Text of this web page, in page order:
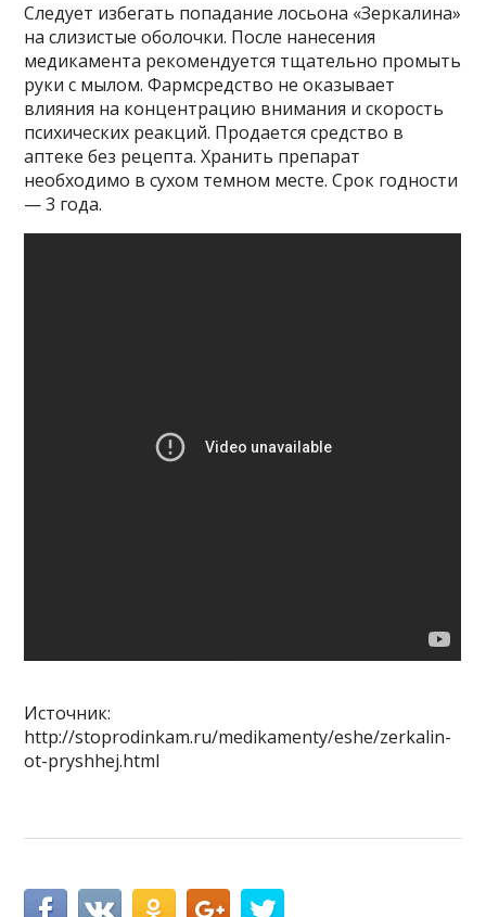
Следует избегать попадание лосьона «Зеркалина»
на слизистые оболочки. После нанесения
медикамента рекомендуется тщательно промыть
руки с мылом. Фармсредство не оказывает
влияния на концентрацию внимания и скорость
психических реакций. Продается средство в
аптеке без рецепта. Хранить препарат
необходимо в сухом темном месте. Срок годности
— 3 года.
Источник:
http://stoprodinkam.ru/medikamenty/eshe/zerkalin-
ot-pryshhej.html